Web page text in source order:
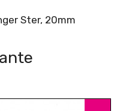
Ster, 20mm